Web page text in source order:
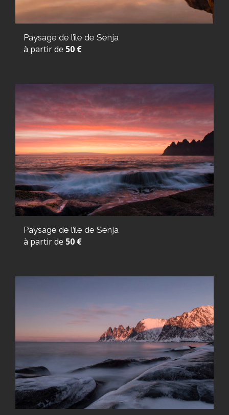
Paysage de l’île de Senja
à partir de 50 €
Paysage de l’île de Senja
à partir de 50 €